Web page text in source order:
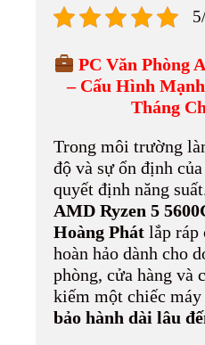
bo
ok
er
es
t
PC Văn Phòng
– Cấu Hình
Tháng
Trong môi trường
độ và sự ổn định
quyết định năng
AMD Ryzen 5
Hoàng Phát lắp ráp
hoàn hảo dành cho
phòng, cửa hàng và
kiếm một chiếc máy
bảo hành dài lâu